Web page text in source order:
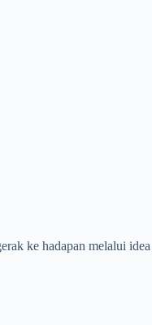
ke hadapan melalui idea